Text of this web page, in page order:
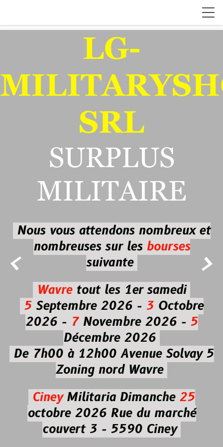
 
LG-
SRL
SURPLUS
MILITAIRE
Nous vous attendons nombreux et
nombreuses sur les bourses
suivante
Wavretout les 1er samedi
5Septembre 2026 - 3Octobre
2026 -7Novembre 2026 - 5
Décembre 2026
De 7h00 à 12h00 Avenue Solvay 5
Zoning nord Wavre
CineyMilitaria Dimanche 25
octobre 2026Rue du marché
couvert 3 - 5590 Ciney